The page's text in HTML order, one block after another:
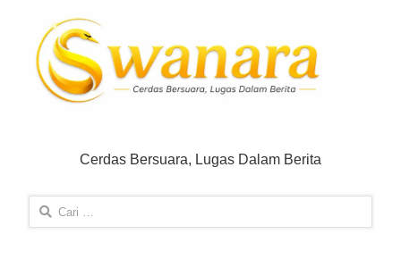
Cerdas Bersuara, Lugas Dalam Berita
Cari